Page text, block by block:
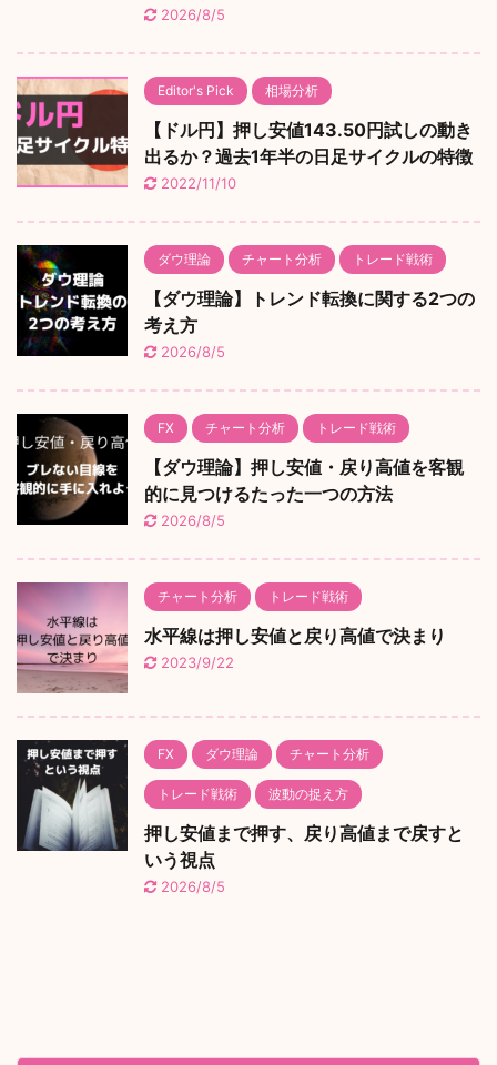
2026/8/5
Editor's Pick 相場分析
【ドル円】押し安値143.50円試しの動き
出るか？過去1年半の日足サイクルの特徴
2022/11/10
ダウ理論 チャート分析 トレード戦術
【ダウ理論】トレンド転換に関する2つの
考え方
2026/8/5
FX チャート分析 トレード戦術
【ダウ理論】押し安値・戻り高値を客観
的に見つけるたった一つの方法
2026/8/5
チャート分析 トレード戦術
水平線は押し安値と戻り高値で決まり
2023/9/22
FX ダウ理論 チャート分析
トレード戦術 波動の捉え方
押し安値まで押す、戻り高値まで戻すと
いう視点
2026/8/5